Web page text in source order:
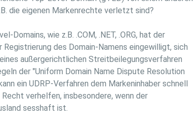
die eigenen Markenrechte verletzt sind?
Domains, wie z.B. .COM, .NET, .ORG, hat der
Registrierung des Domain-Namens eingewilligt, sich
außergerichtlichen Streitbeilegungsverfahren
der "Uniform Domain Name Dispute Resolution
ein UDRP-Verfahren dem Markeninhaber schnell
verhelfen, insbesondere, wenn der
sesshaft ist.